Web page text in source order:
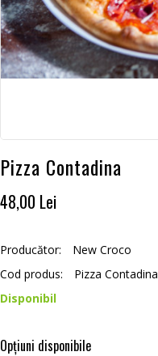
Pizza Contadina
48,00 Lei
Producător:
New Croco
Cod produs:
Pizza Contadina
Disponibil
Opţiuni disponibile